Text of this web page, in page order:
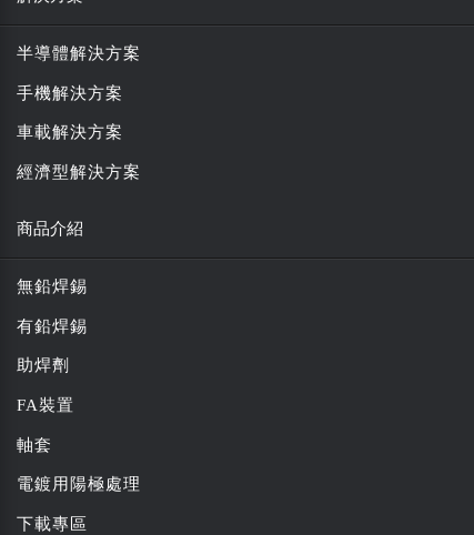
半導體解決方案
手機解決方案
車載解決方案
經濟型解決方案
商品介紹
無鉛焊錫
有鉛焊錫
助焊劑
FA裝置
軸套
電鍍用陽極處理
下載專區